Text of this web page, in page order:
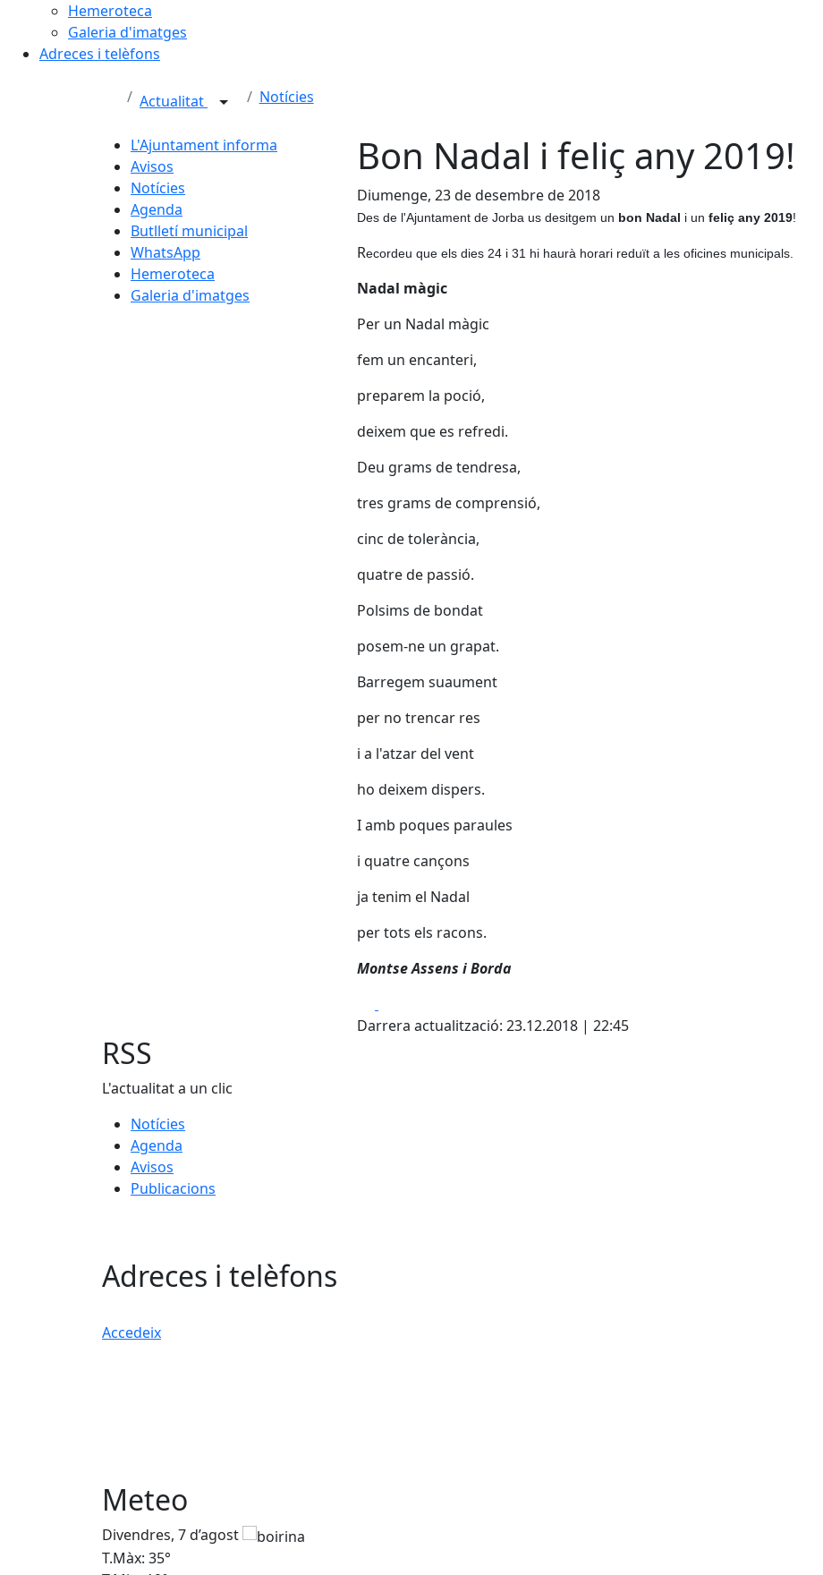
Hemeroteca
Galeria d'imatges
Adreces i telèfons
Actualitat Notícies
L'Ajuntament informa
Avisos
Notícies
Agenda
Butlletí municipal
WhatsApp
Hemeroteca
Galeria d'imatges
Bon Nadal i feliç any 2019!
Diumenge, 23 de desembre de 2018
Des de l'Ajuntament de Jorba us desitgem un bon Nadal i un feliç any 2019!
Recordeu que els dies 24 i 31 hi haurà horari reduït a les oficines municipals.
Nadal màgic
Per un Nadal màgic
fem un encanteri,
preparem la poció,
deixem que es refredi.
Deu grams de tendresa,
tres grams de comprensió,
cinc de tolerància,
quatre de passió.
Polsims de bondat
posem-ne un grapat.
Barregem suaument
per no trencar res
i a l'atzar del vent
ho deixem dispers.
I amb poques paraules
i quatre cançons
ja tenim el Nadal
per tots els racons.
Montse Assens i Borda
Darrera actualització: 23.12.2018 | 22:45
RSS
L'actualitat a un clic
Notícies
Agenda
Avisos
Publicacions
Adreces i telèfons
Accedeix
Meteo
Divendres, 7 d’agost
T.Màx: 35°